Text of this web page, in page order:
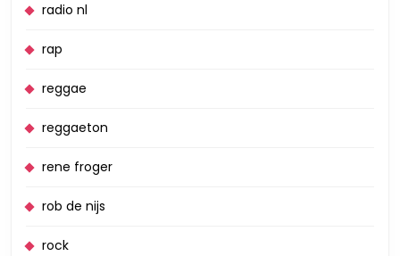
radio nl
rap
reggae
reggaeton
rene froger
rob de nijs
rock